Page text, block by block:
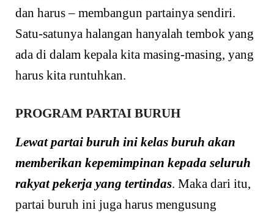
dan harus – membangun partainya sendiri.
Satu-satunya halangan hanyalah tembok yang
ada di dalam kepala kita masing-masing, yang
harus kita runtuhkan.
PROGRAM PARTAI BURUH
Lewat partai buruh ini kelas buruh akan
memberikan kepemimpinan kepada seluruh
rakyat pekerja yang tertindas. Maka dari itu,
partai buruh ini juga harus mengusung